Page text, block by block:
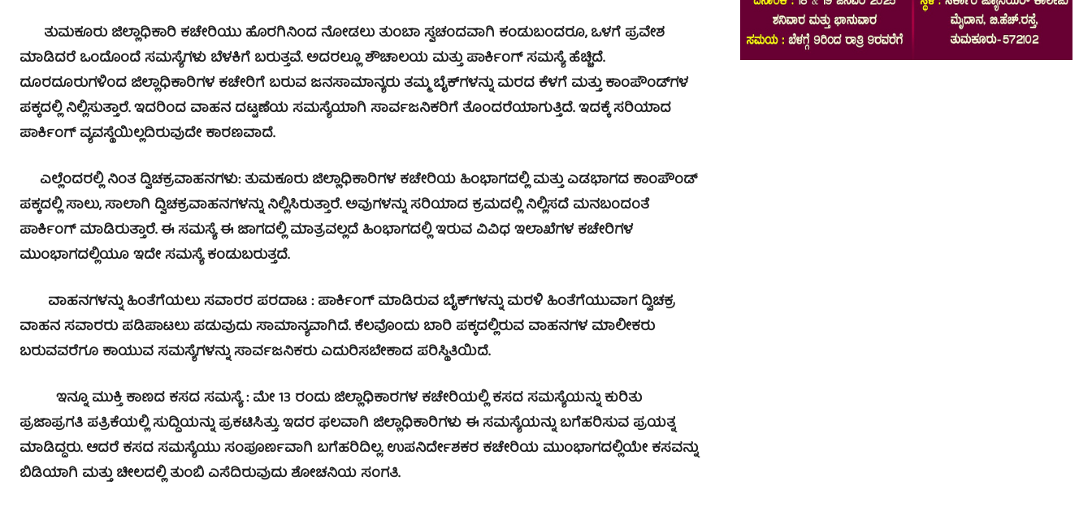
ತುಮಕೂರು ಜಿಲ್ಲಾಧಿಕಾರಿ ಕಚೇರಿಯು ಹೊರಗಿನಿಂದ ನೋಡಲು ತುಂಬಾ ಸ್ವಚಂದವಾಗಿ ಕಂಡುಬಂದರೂ, ಒಳಗೆ ಪ್ರವೇಶ
ಮಾಡಿದರೆ ಒಂದೊಂದೆ ಸಮಸ್ಯೆಗಳು ಬೆಳಕಿಗೆ ಬರುತ್ತವೆ. ಅದರಲ್ಲೂ ಶೌಚಾಲಯ ಮತ್ತು ಪಾರ್ಕಿಂಗ್ ಸಮಸ್ಯೆ ಹೆಚ್ಚಿದೆ.
ದೂರದೂರುಗಳಿಂದ ಜಿಲ್ಲಾಧಿಕಾರಿಗಳ ಕಚೇರಿಗೆ ಬರುವ ಜನಸಾಮಾನ್ಯರು ತಮ್ಮ ಬೈಕ್‍ಗಳನ್ನು ಮರದ ಕೆಳಗೆ ಮತ್ತು ಕಾಂಪೌಂಡ್‍ಗಳ
ಪಕ್ಕದಲ್ಲಿ ನಿಲ್ಲಿಸುತ್ತಾರೆ. ಇದರಿಂದ ವಾಹನ ದಟ್ಟಣೆಯ ಸಮಸ್ಯೆಯಾಗಿ ಸಾರ್ವಜನಿಕರಿಗೆ ತೊಂದರೆಯಾಗುತ್ತಿದೆ. ಇದಕ್ಕೆ ಸರಿಯಾದ
ಪಾರ್ಕಿಂಗ್ ವ್ಯವಸ್ಥೆಯಿಲ್ಲದಿರುವುದೇ ಕಾರಣವಾದೆ.
ಎಲ್ಲೆಂದರಲ್ಲಿ ನಿಂತ ದ್ವಿಚಕ್ರವಾಹನಗಳು: ತುಮಕೂರು ಜಿಲ್ಲಾಧಿಕಾರಿಗಳ ಕಚೇರಿಯ ಹಿಂಭಾಗದಲ್ಲಿ ಮತ್ತು ಎಡಭಾಗದ ಕಾಂಪೌಂಡ್
ಪಕ್ಕದಲ್ಲಿ ಸಾಲು, ಸಾಲಾಗಿ ದ್ವಿಚಕ್ರವಾಹನಗಳನ್ನು ನಿಲ್ಲಿಸಿರುತ್ತಾರೆ. ಅವುಗಳನ್ನು ಸರಿಯಾದ ಕ್ರಮದಲ್ಲಿ ನಿಲ್ಲಿಸದೆ ಮನಬಂದಂತೆ
ಪಾರ್ಕಿಂಗ್ ಮಾಡಿರುತ್ತಾರೆ. ಈ ಸಮಸ್ಯೆ ಈ ಜಾಗದಲ್ಲಿ ಮಾತ್ರವಲ್ಲದೆ ಹಿಂಭಾಗದಲ್ಲಿ ಇರುವ ವಿವಿಧ ಇಲಾಖೆಗಳ ಕಚೇರಿಗಳ
ಮುಂಭಾಗದಲ್ಲಿಯೂ ಇದೇ ಸಮಸ್ಯೆ ಕಂಡುಬರುತ್ತದೆ.
ವಾಹನಗಳನ್ನು ಹಿಂತೆಗೆಯಲು ಸವಾರರ ಪರದಾಟ : ಪಾರ್ಕಿಂಗ್ ಮಾಡಿರುವ ಬೈಕ್‍ಗಳನ್ನು ಮರಳಿ ಹಿಂತೆಗೆಯುವಾಗ ದ್ವಿಚಕ್ರ
ವಾಹನ ಸವಾರರು ಪಡಿಪಾಟಲು ಪಡುವುದು ಸಾಮಾನ್ಯವಾಗಿದೆ. ಕೆಲವೊಂದು ಬಾರಿ ಪಕ್ಕದಲ್ಲಿರುವ ವಾಹನಗಳ ಮಾಲೀಕರು
ಬರುವವರೆಗೂ ಕಾಯುವ ಸಮಸ್ಯೆಗಳನ್ನು ಸಾರ್ವಜನಿಕರು ಎದುರಿಸಬೇಕಾದ ಪರಿಸ್ಥಿತಿಯಿದೆ.
ಇನ್ನೂ ಮುಕ್ತಿ ಕಾಣದ ಕಸದ ಸಮಸ್ಯೆ : ಮೇ 13 ರಂದು ಜಿಲ್ಲಾಧಿಕಾರಗಳ ಕಚೇರಿಯಲ್ಲಿ ಕಸದ ಸಮಸ್ಯೆಯನ್ನು ಕುರಿತು
ಪ್ರಜಾಪ್ರಗತಿ ಪತ್ರಿಕೆಯಲ್ಲಿ ಸುದ್ದಿಯನ್ನು ಪ್ರಕಟಿಸಿತ್ತು. ಇದರ ಫಲವಾಗಿ ಜಿಲ್ಲಾಧಿಕಾರಿಗಳು ಈ ಸಮಸ್ಯೆಯನ್ನು ಬಗೆಹರಿಸುವ ಪ್ರಯತ್ನ
ಮಾಡಿದ್ದರು. ಆದರೆ ಕಸದ ಸಮಸ್ಯೆಯು ಸಂಪೂರ್ಣವಾಗಿ ಬಗೆಹರಿದಿಲ್ಲ. ಉಪನಿರ್ದೇಶಕರ ಕಚೇರಿಯ ಮುಂಭಾಗದಲ್ಲಿಯೇ ಕಸವನ್ನು
ಬಿಡಿಯಾಗಿ ಮತ್ತು ಚೀಲದಲ್ಲಿ ತುಂಬಿ ಎಸೆದಿರುವುದು ಶೋಚನಿಯ ಸಂಗತಿ.